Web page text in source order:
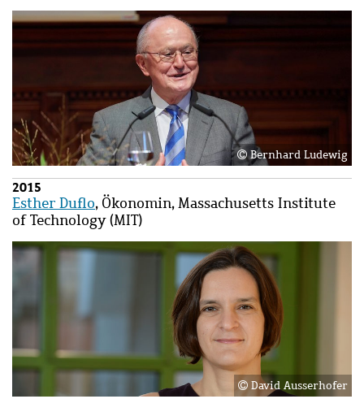
Bild
Bild
Bernhard Ludewig
2015
Esther Duflo, Ökonomin,Massachusetts Institute
of Technology (MIT)
Bild
Bild
David Ausserhofer